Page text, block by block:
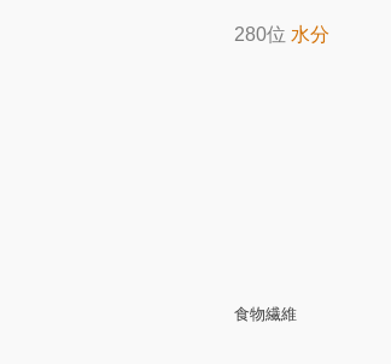
280位 水分
食物繊維